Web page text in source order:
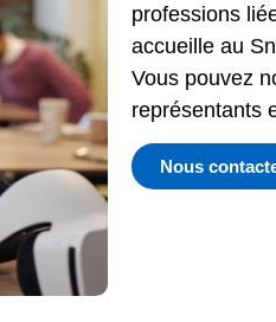
professions
accueille au
Vous pouvez
représentants
Nous